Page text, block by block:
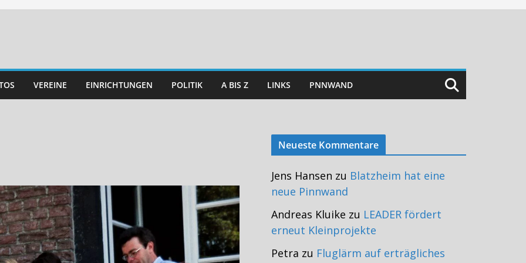
VEREINE EINRICHTUNGEN POLITIK A BIS Z LINKS PNNWAND
Neueste Kommentare
Jens Hansen zu Blatzheim hat eine
neue Pinnwand
Andreas Kluike zu LEADER fördert
erneut Kleinprojekte
Petra zu Fluglärm auf erträgliches